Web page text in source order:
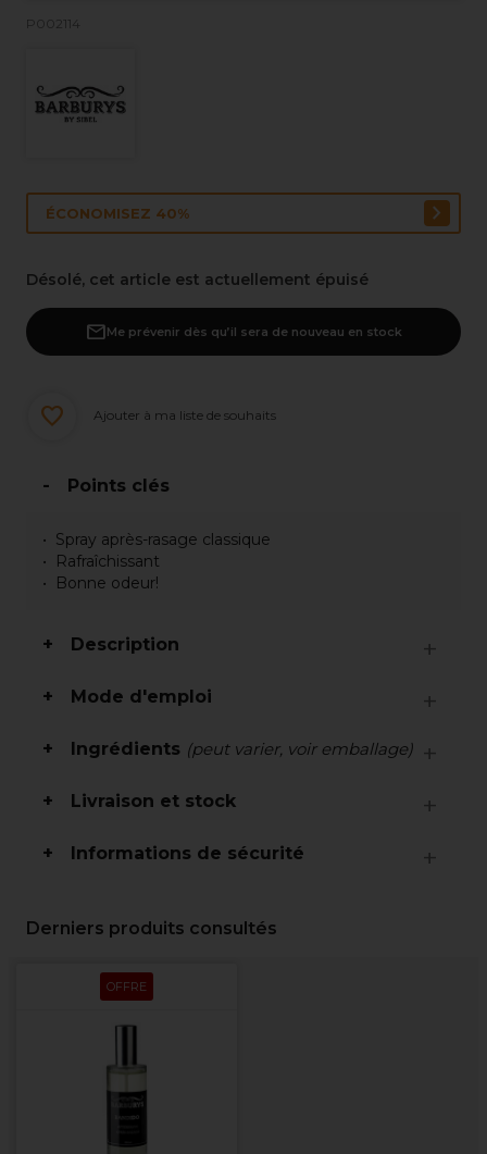
P002114
ÉCONOMISEZ 40%
Désolé, cet article est actuellement épuisé
Me prévenir dès qu’il sera de nouveau en stock
Ajouter à ma liste de souhaits
Points clés
Spray après-rasage classique
Rafraîchissant
Bonne odeur!
Description
Mode d'emploi
Ingrédients (peut varier, voir emballage)
Livraison et stock
Informations de sécurité
Derniers produits consultés
OFFRE